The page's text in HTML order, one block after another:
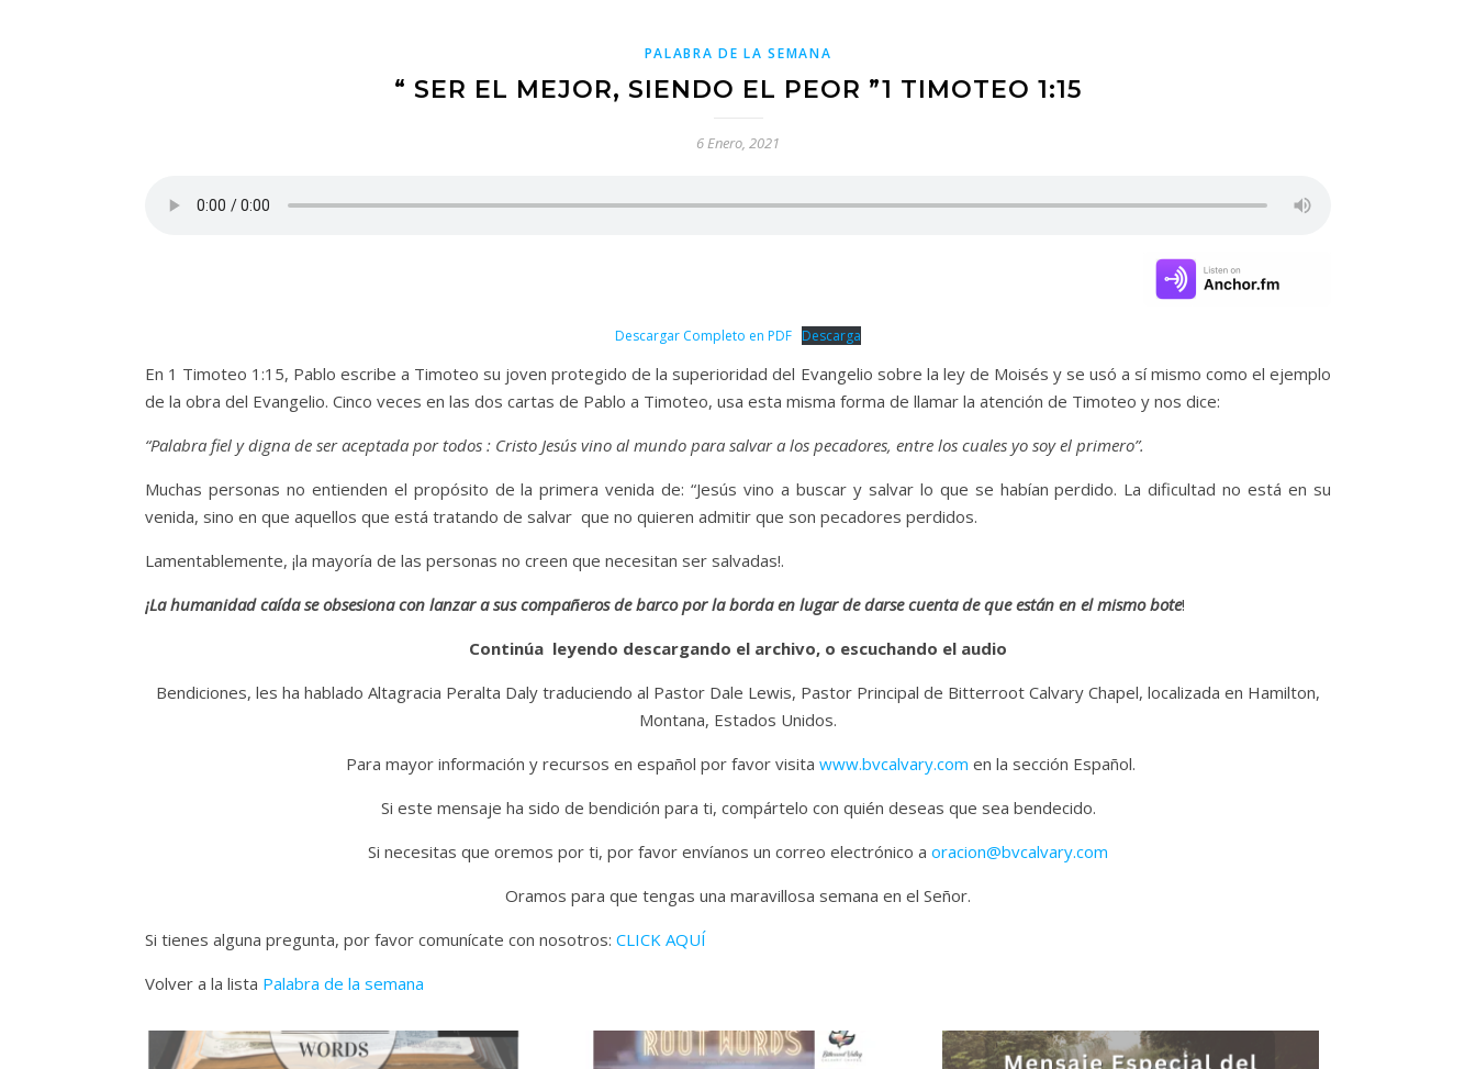
PALABRA DE LA SEMANA
“ SER EL MEJOR, SIENDO EL PEOR ”1 TIMOTEO 1:15
6 Enero, 2021
Descargar Completo en PDF Descarga
En 1 Timoteo 1:15, Pablo escribe a Timoteo su joven protegido de la superioridad del Evangelio sobre la ley de Moisés y se usó a sí mismo como el ejemplo
de la obra del Evangelio. Cinco veces en las dos cartas de Pablo a Timoteo, usa esta misma forma de llamar la atención de Timoteo y nos dice:
“Palabra fiel y digna de ser aceptada por todos : Cristo Jesús vino al mundo para salvar a los pecadores, entre los cuales yo soy el primero”.
Muchas personas no entienden el propósito de la primera venida de: “Jesús vino a buscar y salvar lo que se habían perdido. La dificultad no está en su
venida, sino en que aquellos que está tratando de salvar que no quieren admitir que son pecadores perdidos.
Lamentablemente, ¡la mayoría de las personas no creen que necesitan ser salvadas!.
¡La humanidad caída se obsesiona con lanzar a sus compañeros de barco por la borda en lugar de darse cuenta de que están en el mismo bote!
Continúa leyendo descargando el archivo, o escuchando el audio
Bendiciones, les ha hablado Altagracia Peralta Daly traduciendo al Pastor Dale Lewis, Pastor Principal de Bitterroot Calvary Chapel, localizada en Hamilton,
Montana, Estados Unidos.
Para mayor información y recursos en español por favor visita www.bvcalvary.com en la sección Español.
Si este mensaje ha sido de bendición para ti, compártelo con quién deseas que sea bendecido.
Si necesitas que oremos por ti, por favor envíanos un correo electrónico a oracion@bvcalvary.com
Oramos para que tengas una maravillosa semana en el Señor.
Si tienes alguna pregunta, por favor comunícate con nosotros: CLICK AQUÍ
Volver a la lista Palabra de la semana